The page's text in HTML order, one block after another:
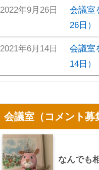
2022年9月26日
会議室
26日）
2021年6月14日
会議室
14日）
会議室（コメント募
なんでも